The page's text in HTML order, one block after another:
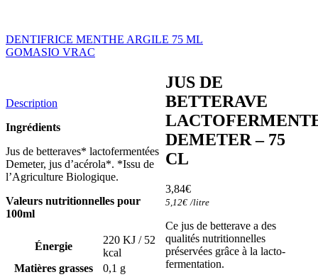
DENTIFRICE MENTHE ARGILE 75 ML
GOMASIO VRAC
JUS DE
BETTERAVE
DEMETER – 75
CL
3,84€
5,12€ /litre
Ce jus de betterave a des
qualités nutritionnelles
préservées grâce à la lacto-
fermentation.
Description
Ingrédients
Jus de betteraves* lactofermentées
Demeter, jus d’acérola*. *Issu de
l’Agriculture Biologique.
Valeurs nutritionnelles pour
100ml
Énergie
220 KJ / 52
kcal
Matières grasses
0,1 g